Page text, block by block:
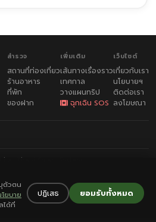
สำรวจ
สถานที่ท่องเที่ยว
ร้านอาหาร
ที่พัก
ของฝาก
เพิ่มเติม
เส้นทางเรื่องราว
เทศกาล
วางแผนทริป
ฉุกเฉิน SOS
เว็บไซต์
เกี่ยวกับเรา
นโยบายฯ
ติดต่อเรา
ลงโฆษณา
Uthai Thani Smart System
ตัวตน
ยบาย
ด้ที่
ปฏิเสธ ยอมรับทั้งหมด